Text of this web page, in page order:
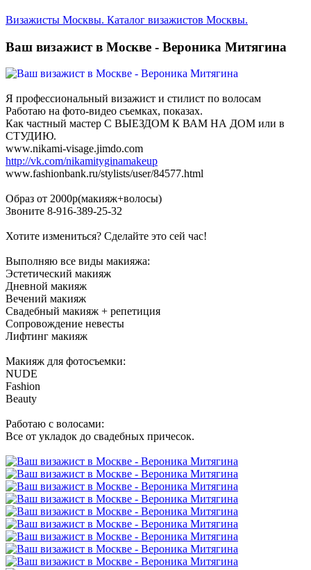
Визажисты Москвы. Каталог визажистов Москвы.
Ваш визажист в Москве - Вероника Митягина
Я профессиональный визажист и стилист по волосам
Работаю на фото-видео съемках, показах.
Как частный мастер С ВЫЕЗДОМ К ВАМ НА ДОМ или в
СТУДИЮ.
www.nikami-visage.jimdo.com
http://vk.com/nikamityginamakeup
www.fashionbank.ru/stylists/user/84577.html
Образ от 2000р(макияж+волосы)
Звоните 8-916-389-25-32
Хотите измениться? Сделайте это сей час!
Выполняю все виды макияжа:
Эстетический макияж
Дневной макияж
Вечений макияж
Свадебный макияж + репетиция
Сопровождение невесты
Лифтинг макияж
Макияж для фотосъемки:
NUDE
Fashion
Beauty
Работаю с волосами:
Все от укладок до свадебных причесок.